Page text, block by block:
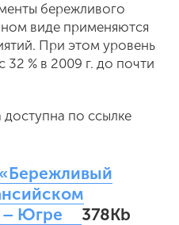
бережливого
виде применяются
При этом уровень
% в 2009 г. до почти
по ссылке
– Югре
378Kb